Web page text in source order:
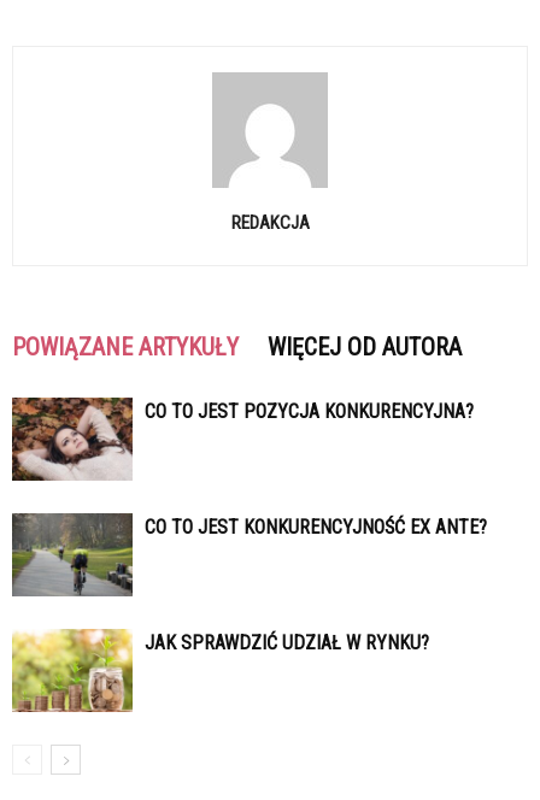
REDAKCJA
POWIĄZANE ARTYKUŁY WIĘCEJ OD AUTORA
CO TO JEST POZYCJA KONKURENCYJNA?
CO TO JEST KONKURENCYJNOŚĆ EX ANTE?
JAK SPRAWDZIĆ UDZIAŁ W RYNKU?